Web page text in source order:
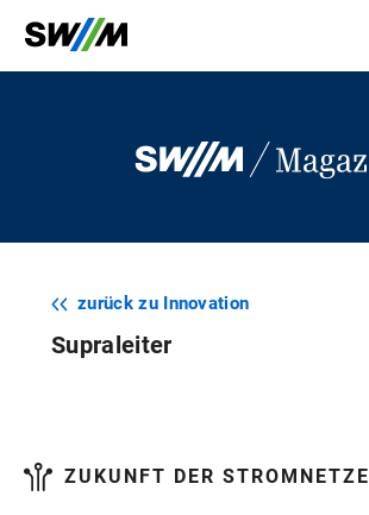
Ihr Suchbegriff
zurück zu Innovation
Supraleiter
ZUKUNFT DER STROMNETZE